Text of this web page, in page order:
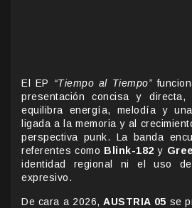
El EP “Tiempo al Tiempo”
presentación concisa y
equilibra energía, melodía y
ligada a la memoria y al
perspectiva punk. La banda
referentes como Blink-182 y
identidad regional ni el uso
expresivo.
De cara a 2026,AUSTRIA 05 se